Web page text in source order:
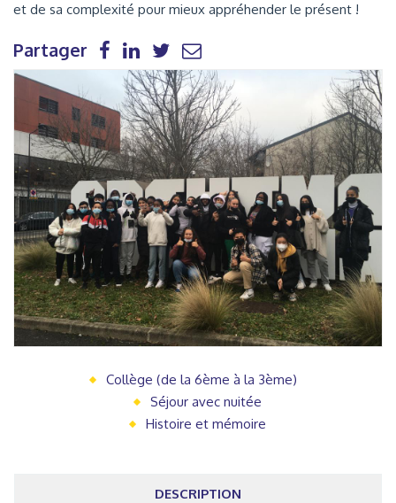
et de sa complexité pour mieux appréhender le présent !
Partager
Collège (de la 6ème à la 3ème)
Séjour avec nuitée
Histoire et mémoire
DESCRIPTION